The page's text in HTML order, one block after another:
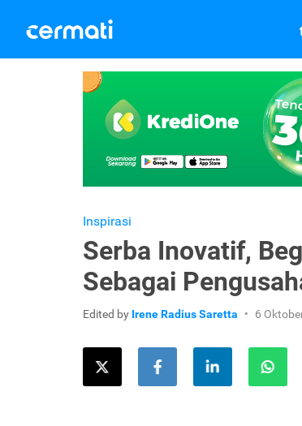
Inspirasi
Serba Inovatif,
Sebagai
Edited by Irene Radius Saretta 6